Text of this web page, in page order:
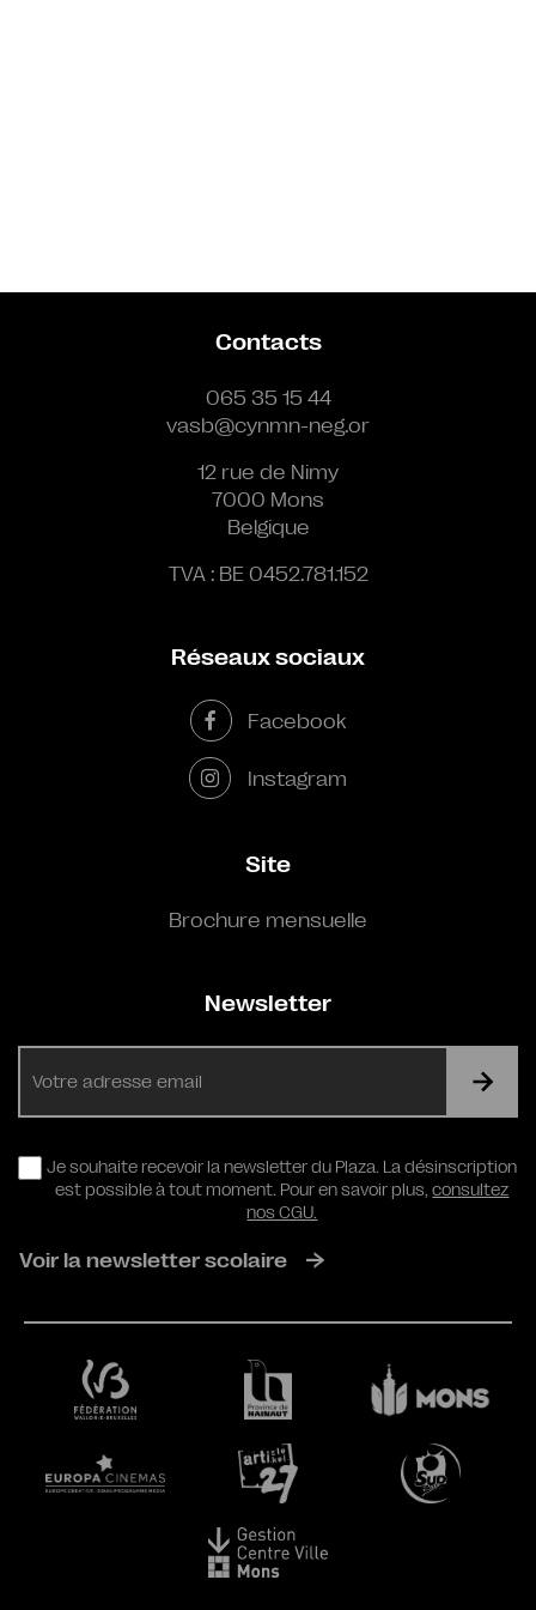
Contacts
065 35 15 44
vasb@cynmn-neg.or
12 rue de Nimy
7000 Mons
Belgique
TVA : BE 0452.781.152
Réseaux sociaux
Facebook
Instagram
Site
Brochure mensuelle
Newsletter
RGPD
Je souhaite recevoir la newsletter du Plaza. La désinscription
est possible à tout moment. Pour en savoir plus,consultez
nos CGU.
Voir la newsletter scolaire